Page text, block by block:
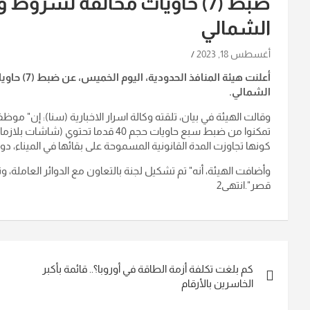
الشمالي
أغسطس 18, 2023
أعلنت
الشمالي.
وقالت الهيئة في بيان، تلقته وكالة اسرار الاخبارية (سنا):
تمكنوا من ضبط سبع حاويات حجم 40
كونها تجاوزت المدة القانونية المسموحة على بقائها في الميناء،
وأضافت الهيئة، أنه" تم تشكيل لجنة بالتعاون مع الدوائر
قصر".انتهى2
المقالات
كم بلغت تكلفة أزمة الطاقة في أوروبا؟.. قائمة بأكبر
الخاسرين بالأرقام